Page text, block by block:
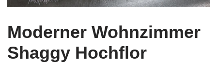
Moderner Wohnzimmer
Shaggy Hochflor